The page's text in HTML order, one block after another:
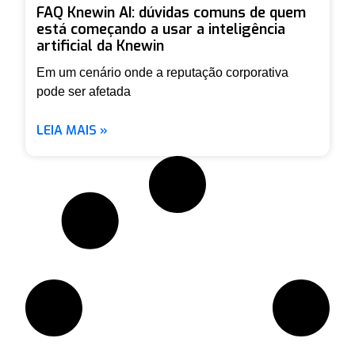
FAQ Knewin AI: dúvidas comuns de quem
está começando a usar a inteligência
artificial da Knewin
Em um cenário onde a reputação corporativa
pode ser afetada
LEIA MAIS »